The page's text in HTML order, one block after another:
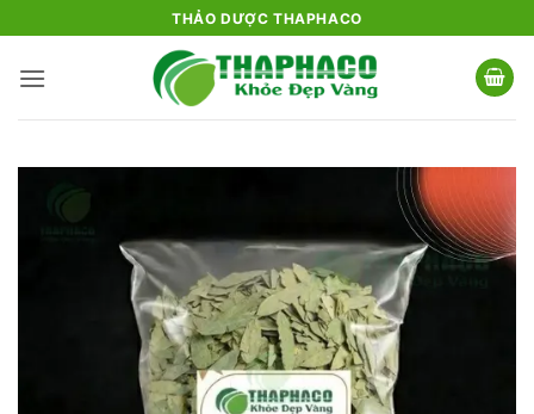
qua
nội
THẢO DƯỢC THAPHACO